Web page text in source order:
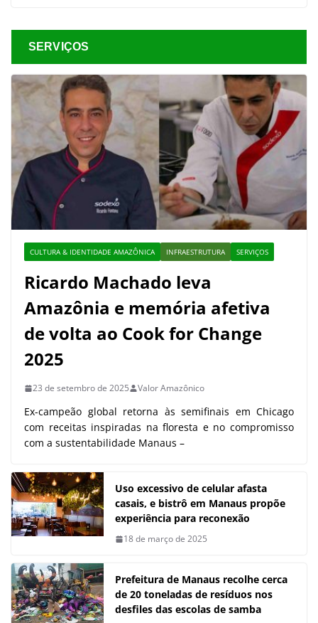
SERVIÇOS
CULTURA & IDENTIDADE AMAZÔNICA INFRAESTRUTURA SERVIÇOS
Ricardo Machado leva
Amazônia e memória afetiva
de volta ao Cook for Change
2025
23 de setembro de 2025 Valor Amazônico
Ex-campeão global retorna às semifinais em Chicago
com receitas inspiradas na floresta e no compromisso
com a sustentabilidade Manaus –
Uso excessivo de celular afasta
casais, e bistrô em Manaus propõe
experiência para reconexão
18 de março de 2025
Prefeitura de Manaus recolhe cerca
de 20 toneladas de resíduos nos
desfiles das escolas de samba